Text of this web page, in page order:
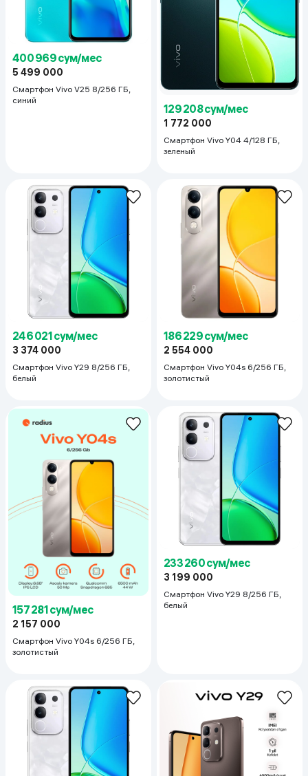
400 969 сум/мес
5 499 000
Смартфон Vivo V25 8/256 ГБ,
синий
129 208 сум/мес
1 772 000
Смартфон Vivo Y04 4/128 ГБ,
зеленый
246 021 сум/мес
3 374 000
Смартфон Vivo Y29 8/256 ГБ,
белый
186 229 сум/мес
2 554 000
Смартфон Vivo Y04s 6/256 ГБ,
золотистый
157 281 сум/мес
2 157 000
Смартфон Vivo Y04s 6/256 ГБ,
золотистый
233 260 сум/мес
3 199 000
Смартфон Vivo Y29 8/256 ГБ,
белый